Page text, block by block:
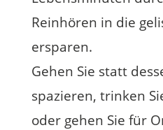
Reinhören in die
ersparen.
Gehen Sie statt
spazieren, trinken
oder gehen Sie für